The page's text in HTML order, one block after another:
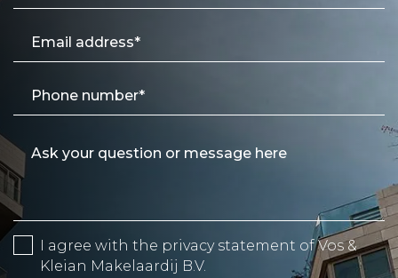
I agree with the privacy statement of Vos &
Kleian Makelaardij B.V.